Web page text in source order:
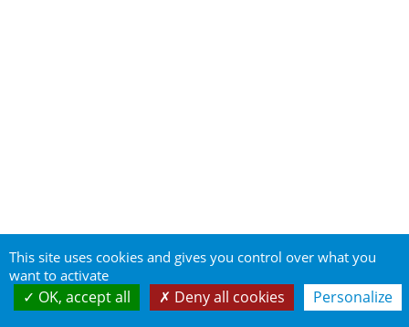
This site uses cookies and gives you control over what you
want to activate
OK, accept all Deny all cookies Personalize